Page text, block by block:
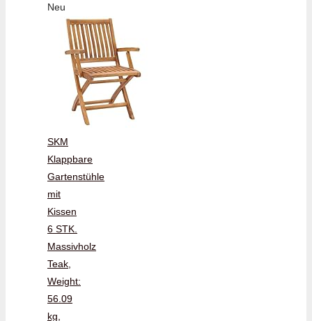
Neu
SKM
Klappbare
Gartenstühle
mit
Kissen
6 STK.
Massivholz
Teak,
Weight:
56.09
kg,